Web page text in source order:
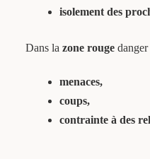
isolement des
Dans la zone rougedanger
menaces,
coups,
contrainte à des